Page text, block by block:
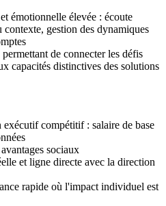
émotionnelle élevée : écoute
contexte, gestion des dynamiques
de connecter les défis
capacités distinctives des solutions
exécutif compétitif : salaire de base
sociaux
et ligne directe avec la direction
rapide où l'impact individuel est